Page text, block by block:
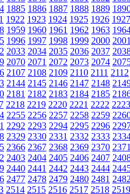
1885 1886 1887 1888 1889
1922 1923 1924 1925 1926 1927
1959 1960 1961 1962 1963
1996 1997 1998 1999 2000 2001
2033 2034 2035 2036 2037
2070 2071 2072 2073 2074
2107 2108 2109 2110 2111 2112
2144 2145 2146 2147 2148
2181 2182 2183 2184 2185
2218 2219 2220 2221 2222 2223
2255 2256 2257 2258 2259
2292 2293 2294 2295 2296
2329 2330 2331 2332 2333
2366 2367 2368 2369 2370 2371
2403 2404 2405 2406 2407
2440 2441 2442 2443 2444
2477 2478 2479 2480 2481 2482
2514 2515 2516 2517 2518 2519